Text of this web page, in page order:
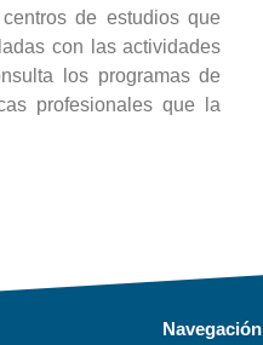
de estudios que
con las actividades
los programas de
profesionales que la
Navegación